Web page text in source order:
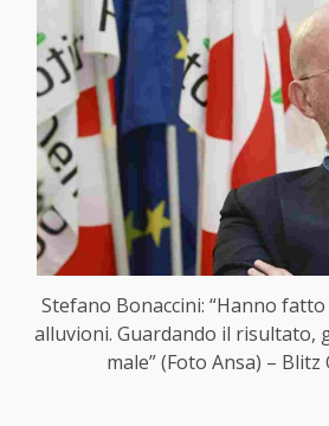
Stefano Bonaccini: “Hanno
alluvioni. Guardando il risultato,
male” (Foto Ansa) –